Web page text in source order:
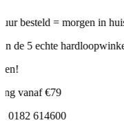
besteld = morgen in huis*
de 5 echte hardloopwinkels
vanaf €79
614600